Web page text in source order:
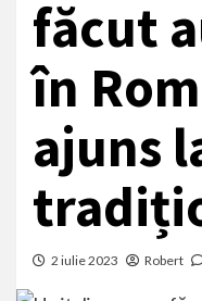
făcut
în
ajuns
2 iulie 2023 Robert